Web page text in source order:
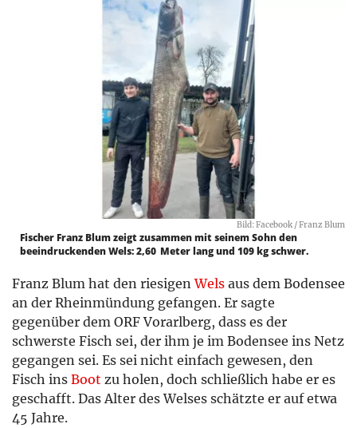
Bild: Facebook / Franz Blum
Fischer Franz Blum zeigt zusammen mit seinem Sohn den
beeindruckenden Wels: 2,60 Meter lang und 109 kg schwer.
Franz Blum hat den riesigenWels aus dem Bodensee
an der Rheinmündung gefangen. Er sagte
gegenüber dem ORF Vorarlberg, dass es der
schwerste Fisch sei, der ihm je im Bodensee ins Netz
gegangen sei. Es sei nicht einfach gewesen, den
Fisch ins Boot zu holen, doch schließlich habe er es
geschafft. Das Alter des Welses schätzte er auf etwa
45 Jahre.